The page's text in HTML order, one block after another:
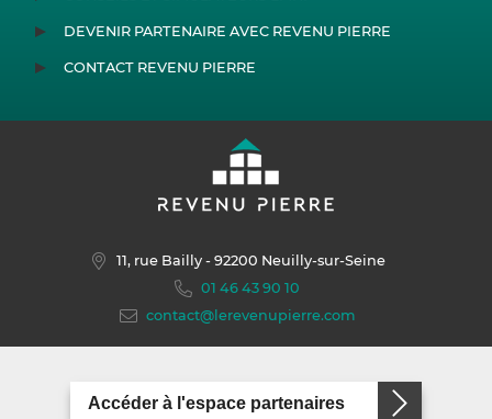
DEVENIR PARTENAIRE AVEC REVENU PIERRE
CONTACT REVENU PIERRE
11, rue Bailly- 92200 Neuilly-sur-Seine
01 46 43 90 10
contact@lerevenupierre.com
Accéder à l'espace partenaires